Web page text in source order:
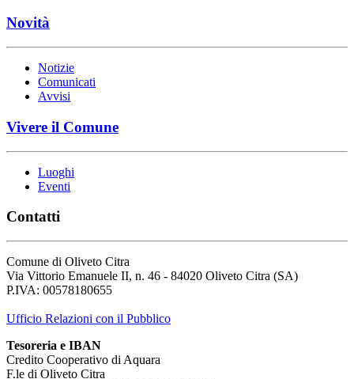
Novità
Notizie
Comunicati
Avvisi
Vivere il Comune
Luoghi
Eventi
Contatti
Comune di Oliveto Citra
Via Vittorio Emanuele II, n. 46 - 84020 Oliveto Citra (SA)
P.IVA: 00578180655
Ufficio Relazioni con il Pubblico
Tesoreria e IBAN
Credito Cooperativo di Aquara
F.le di Oliveto Citra